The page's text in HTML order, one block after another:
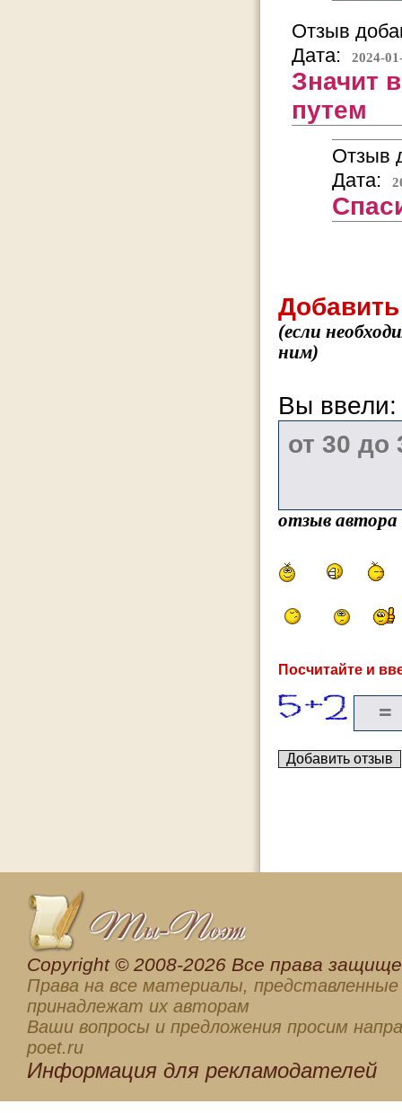
Отзыв
Дата:
2024-
Значит
путем
Отзыв
Дата:
(если
ним)
Вы
отзыв
Посчитайте и
Сopyright © 2008-2026 Все права
Права на все материалы, представленные
принадлежат их авторам
Ваши вопросы и предложения просим
poet.ru
Информация для рекламодателей